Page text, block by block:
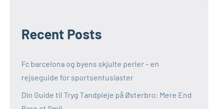
Recent Posts
Fc barcelona og byens skjulte perler – en
rejseguide for sportsentusiaster
Din Guide til Tryg Tandpleje på Østerbro: Mere End